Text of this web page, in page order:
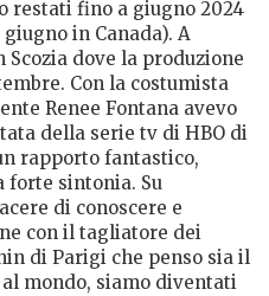
restati fino a giugno 2024
in Canada). A
dove la produzione
Con la costumista
Renee Fontana avevo
della serie tv di HBO di
rapporto fantastico,
forte sintonia. Su
di conoscere e
con il tagliatore dei
di Parigi che penso sia il
mondo, siamo diventati